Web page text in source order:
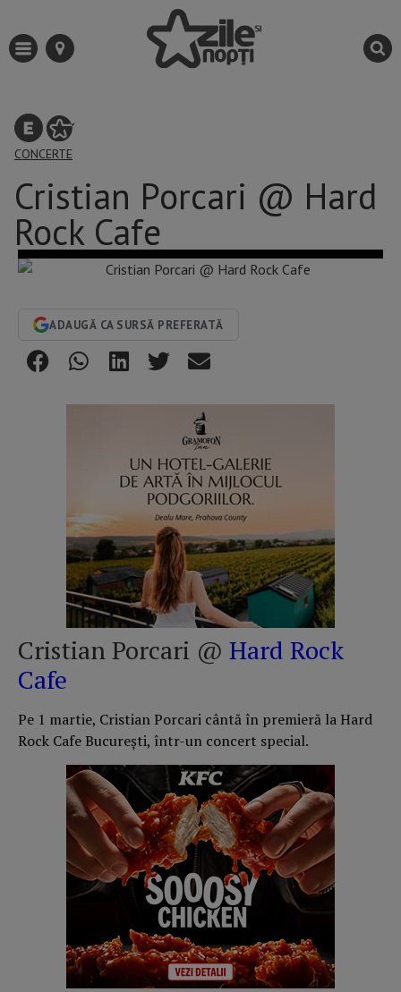
CONCERTE
Cristian Porcari @ Hard
Rock Cafe
ADAUGĂ CA SURSĂ PREFERATĂ
Cristian Porcari @ Hard Rock
Cafe
Pe 1 martie, Cristian Porcari cântă în premieră la Hard
Rock Cafe București, într-un concert special.